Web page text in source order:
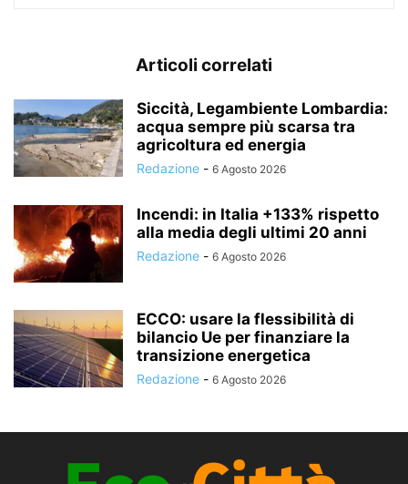
Articoli correlati
Siccità, Legambiente Lombardia:
acqua sempre più scarsa tra
agricoltura ed energia
Redazione - 6 Agosto 2026
Incendi: in Italia +133% rispetto
alla media degli ultimi 20 anni
Redazione - 6 Agosto 2026
ECCO: usare la flessibilità di
bilancio Ue per finanziare la
transizione energetica
Redazione - 6 Agosto 2026